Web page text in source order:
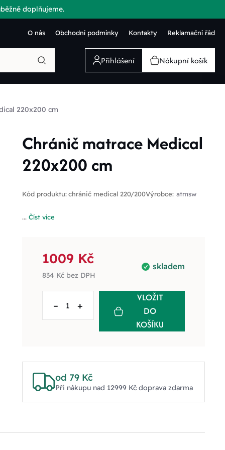
doplňujeme.
O nás Obchodní podmínky Kontakty Reklamační řád
Přihlášení Nákupní košík
220x200 cm
Chránič matrace Medical
220x200 cm
Kód produktu:chránič medical 220/200Výrobce: atmsw
... Číst více
skladem
1009 Kč
834 Kčbez DPH
– +
VLOŽIT
DO
KOŠÍKU
od 79 Kč
Při nákupu nad 12999 Kč doprava zdarma